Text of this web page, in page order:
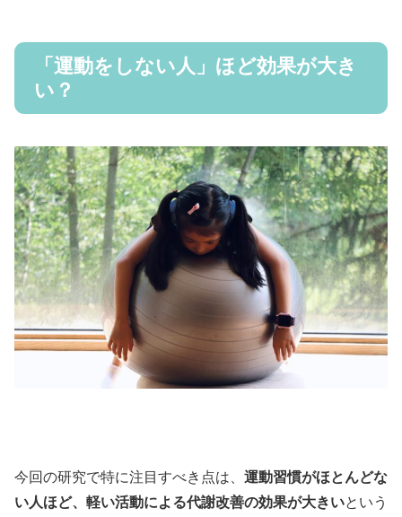
「運動をしない人」ほど効果が大き
い？
今回の研究で特に注目すべき点は、 運動習慣がほとんどな
い人ほど、軽い活動による代謝改善の効果が大きいという